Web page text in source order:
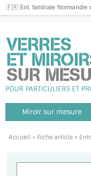
🇫🇷 Ent. familiale Normandie
POUR PARTICULIERS ET
Miroir sur mesure
Accueil > Fiche article >